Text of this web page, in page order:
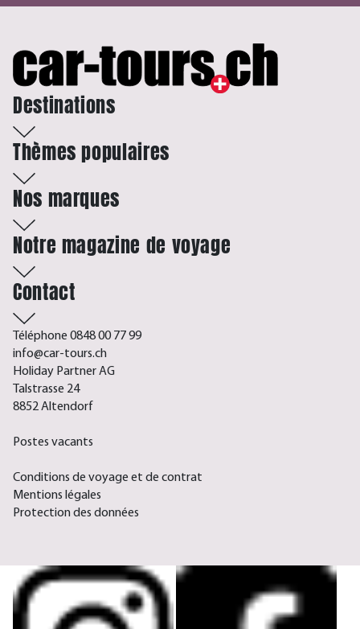
Destinations
Thèmes populaires
Nos marques
Notre magazine de voyage
Contact
Téléphone 0848 00 77 99
info@car-tours.ch
Holiday Partner AG
Talstrasse 24
8852 Altendorf
Postes vacants
Conditions de voyage et de contrat
Mentions légales
Protection des données